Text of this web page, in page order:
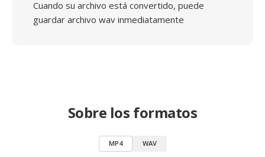
Cuando su archivo está convertido, puede
guardar archivo wav inmediatamente
Sobre los formatos
MP4 WAV